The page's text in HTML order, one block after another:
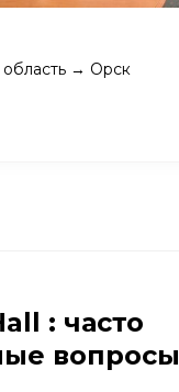
→ Орск
: часто
вопросы